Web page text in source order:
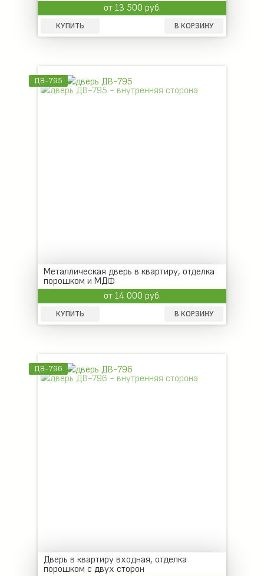
от 13 500 руб.
КУПИТЬ В КОРЗИНУ
ДВ-795
Металлическая дверь в квартиру, отделка
порошком и МДФ
от 14 000 руб.
КУПИТЬ В КОРЗИНУ
ДВ-796
Дверь в квартиру входная, отделка
порошком с двух сторон